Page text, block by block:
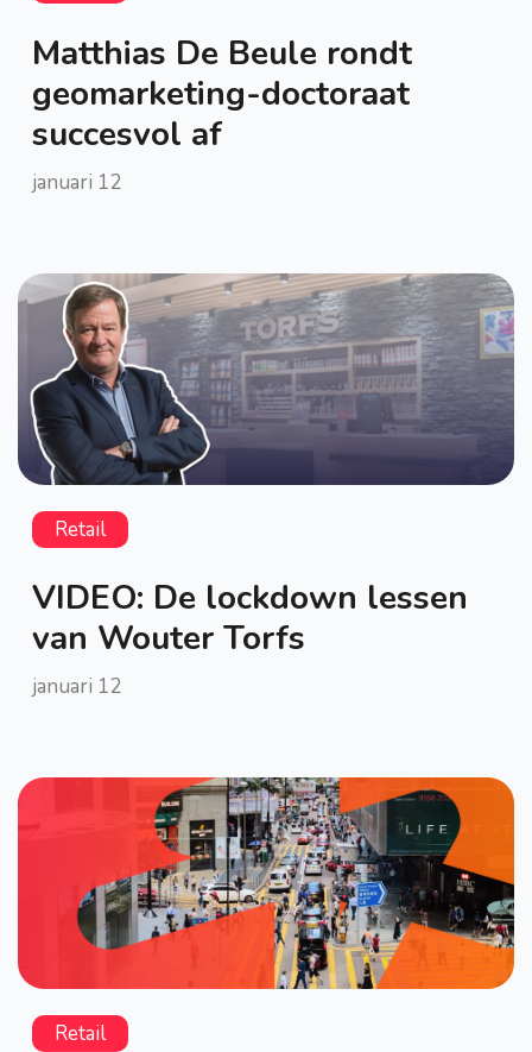
Matthias De Beule rondt
geomarketing-doctoraat
succesvol af
januari 12
Retail
VIDEO: De lockdown lessen
van Wouter Torfs
januari 12
Retail